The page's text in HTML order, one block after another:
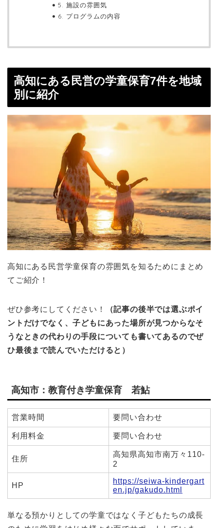
5. 施設の雰囲気
6. プログラムの内容
高知にある民営の学童保育7件を地域
別に紹介
高知にある民営学童保育の雰囲気を知るためにまとめ
てご紹介！
ぜひ参考にしてください！
（記事の後半では選ぶポイ
ントだけでなく、子どもにあった場所が見つからなそ
うなときの代わりの手段についても書いてあるのでぜ
ひ最後まで読んでいただけると）
高知市：教育付き学童保育 若鮎
営業時間 要問い合わせ
利用料金 要問い合わせ
住所
高知県高知市南万々110-
2
HP
https://seiwa-kindergart
en.jp/gakudo.html
単なる預かりとしての学童ではなく子どもたちの成長